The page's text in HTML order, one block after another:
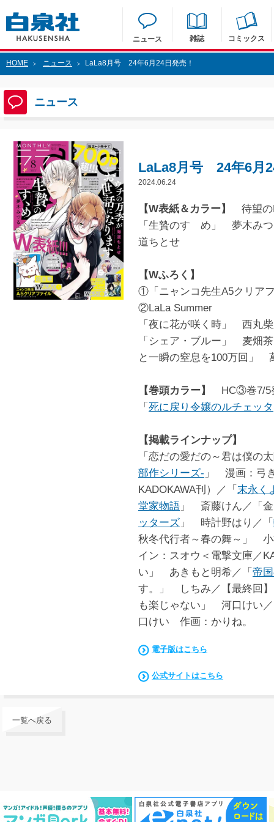
ニュース 雑誌 コミックス
HOME > ニュース > LaLa8月号 24年6月24日発売！
ニュース
LaLa8月号 24年6月
2024.06.24
【W表紙＆カラー】
待望の
「生贄のすゝめ」 夢木み
道ちとせ
【Wふろく】
①「ニャンコ先生A5クリア
②LaLa Summer
「夜に花が咲く時」 西丸
「シェア・ブルー」 麦畑
と一瞬の窒息を100万回」
【巻頭カラー】
HC③巻7/5
「 死に戻り令嬢のルチェッタ
【掲載ラインナップ】
「恋だの愛だの～君は僕
部作シリーズ- 」 漫画：弓
KADOKAWA刊）／「 末永く
堂家物語 」 斎藤けん／「
ッターズ 」 時計野はり／「
秋冬代行者～春の舞～」 小
イン：スオウ＜電撃文庫／
い」 あきもと明希／「 帝
す。」 しちみ／【最終回
も楽じゃない」 河口けい
口けい 作画：かりね。
電子版はこちら
公式サイトはこちら
一覧へ戻る